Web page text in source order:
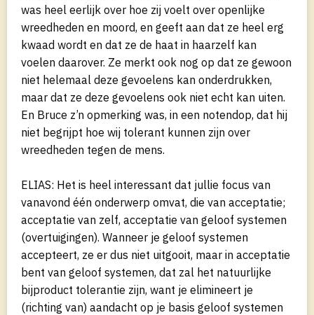
was heel eerlijk over hoe zij voelt over openlijke
wreedheden en moord, en geeft aan dat ze heel erg
kwaad wordt en dat ze de haat in haarzelf kan
voelen daarover. Ze merkt ook nog op dat ze gewoon
niet helemaal deze gevoelens kan onderdrukken,
maar dat ze deze gevoelens ook niet echt kan uiten.
En Bruce z’n opmerking was, in een notendop, dat hij
niet begrijpt hoe wij tolerant kunnen zijn over
wreedheden tegen de mens.
ELIAS: Het is heel interessant dat jullie focus van
vanavond één onderwerp omvat, die van acceptatie;
acceptatie van zelf, acceptatie van geloof systemen
(overtuigingen). Wanneer je geloof systemen
accepteert, ze er dus niet uitgooit, maar in acceptatie
bent van geloof systemen, dat zal het natuurlijke
bijproduct tolerantie zijn, want je elimineert je
(richting van) aandacht op je basis geloof systemen